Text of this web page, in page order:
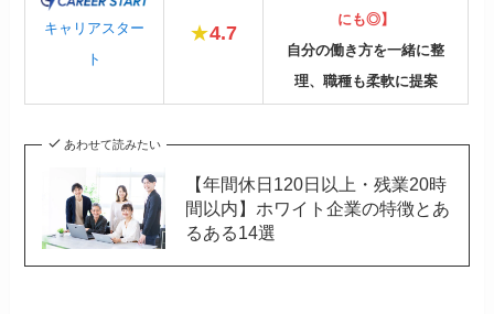
キャリアスター
ト
★4.7
にも◎】
自分の働き方を一緒に整
理、職種も柔軟に提案
あわせて読みたい
【年間休日120日以上・残業20時
間以内】ホワイト企業の特徴とあ
るある14選